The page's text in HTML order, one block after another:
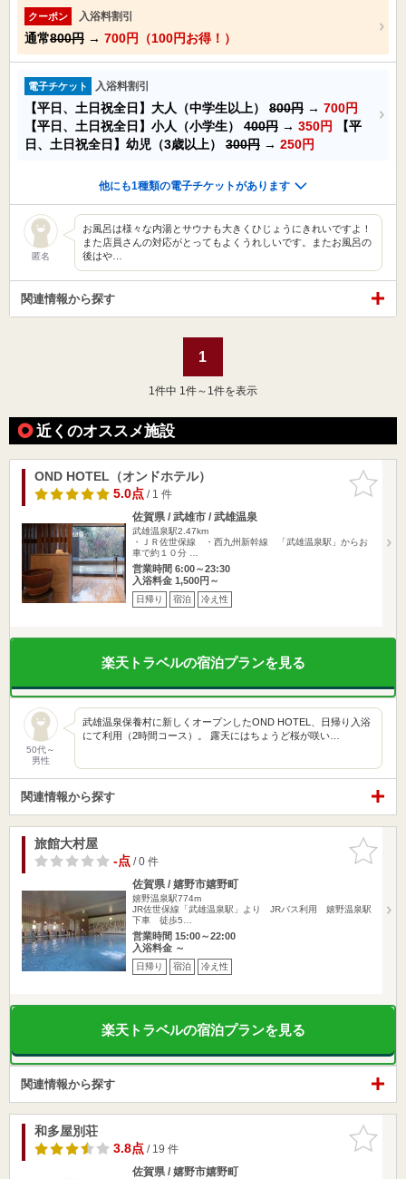
クーポン 入浴料割引
通常800円 → 700円（100円お得！）
電子チケット 入浴料割引
【平日、土日祝全日】大人（中学生以上） 800円 → 700円
【平日、土日祝全日】小人（小学生） 400円 → 350円
【平
日、土日祝全日】幼児（3歳以上） 300円 → 250円
他にも1種類の電子チケットがあります
匿名
お風呂は様々な内湯とサウナも大きくひじょうにきれいですよ！
また店員さんの対応がとってもよくうれしいです。またお風呂の
後はや…
関連情報から探す
1
1 件中 1件～1件を表示
近くのオススメ施設
お気に入
りに追加
OND HOTEL（オンドホテル）
5.0点/ 1 件
佐賀県 / 武雄市 / 武雄温泉
武雄温泉駅2.47km
・ＪＲ佐世保線 ・西九州新幹線 「武雄温泉駅」からお
車で約１０分 …
営業時間 6:00～23:30
入浴料金 1,500円～
日帰り 宿泊 冷え性
楽天トラベルの宿泊プランを見る
50代～
男性
武雄温泉保養村に新しくオープンしたOND HOTEL、日帰り入浴
にて利用（2時間コース）。 露天にはちょうど桜が咲い…
関連情報から探す
お気に入
りに追加
旅館大村屋
-点/ 0 件
佐賀県 / 嬉野市嬉野町
嬉野温泉駅774m
JR佐世保線「武雄温泉駅」より JRバス利用 嬉野温泉駅
下車 徒歩5…
営業時間 15:00～22:00
入浴料金 ～
日帰り 宿泊 冷え性
楽天トラベルの宿泊プランを見る
関連情報から探す
お気に入
りに追加
和多屋別荘
3.8点/ 19 件
佐賀県 / 嬉野市嬉野町